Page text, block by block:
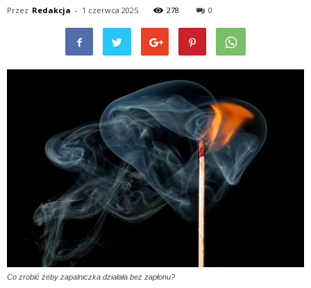
Przez Redakcja - 1 czerwca 2025 278 0
Co zrobić żeby zapalniczka działała bez zapłonu?